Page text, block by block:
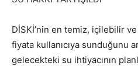
DİSKİ’nin en temiz, içilebilir
fiyata kullanıcıya sunduğunu
gelecekteki su ihtiyacının